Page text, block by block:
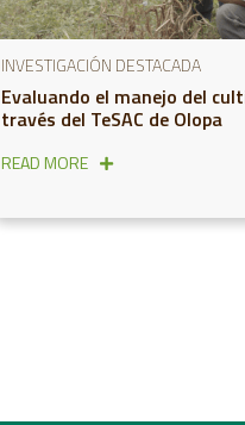
INVESTIGACIÓN DESTACADA
Evaluando el manejo del
través del TeSAC de Olopa
READ MORE